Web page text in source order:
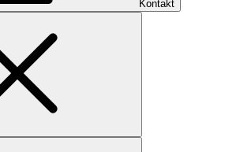
Kontakt